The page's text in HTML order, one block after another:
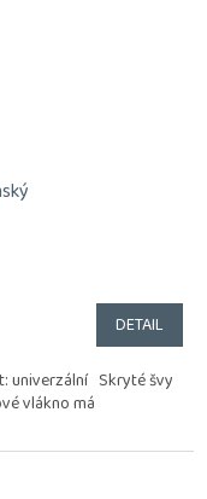
DETAIL
univerzální Skryté švy
vlákno má